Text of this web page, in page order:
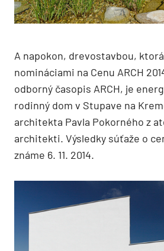
A napokon, drevostavbou,
nomináciami na Cenu ARCH
odborný časopis ARCH, je
rodinný dom v Stupave na
architekta Pavla Pokorného z
architekti. Výsledky súťaže o
známe 6. 11. 2014.